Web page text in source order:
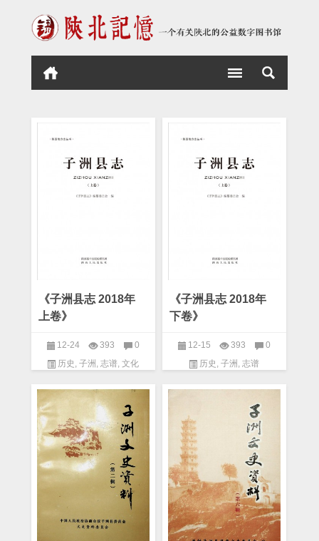
《子洲县志 2018年
上卷》
12-24 393
0
历史 ,子洲 ,志谱,文化
《子洲县志 2018年
下卷》
12-15 393
0
历史 ,子洲 ,志谱